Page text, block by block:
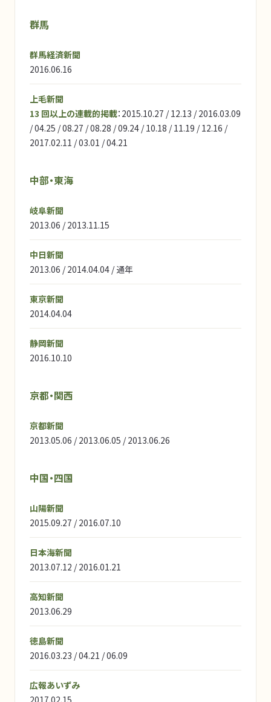
群馬
群馬経済新聞
2016.06.16
上毛新聞
13 回以上の連載的掲載：2015.10.27 / 12.13 / 2016.03.09
/ 04.25 / 08.27 / 08.28 / 09.24 / 10.18 / 11.19 / 12.16 /
2017.02.11 / 03.01 / 04.21
中部・東海
岐阜新聞
2013.06 / 2013.11.15
中日新聞
2013.06 / 2014.04.04 / 通年
東京新聞
2014.04.04
静岡新聞
2016.10.10
京都・関西
京都新聞
2013.05.06 / 2013.06.05 / 2013.06.26
中国・四国
山陽新聞
2015.09.27 / 2016.07.10
日本海新聞
2013.07.12 / 2016.01.21
高知新聞
2013.06.29
徳島新聞
2016.03.23 / 04.21 / 06.09
広報あいずみ
2017.02.15